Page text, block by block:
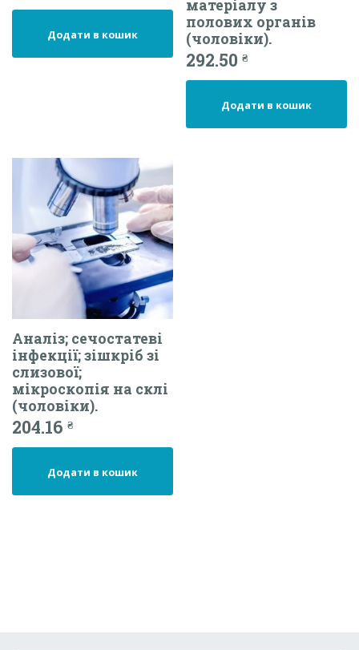
Додати в кошик
матеріалу з
полових органів
(чоловіки).
292.50₴
Додати в кошик
Аналіз; сечостатеві
інфекції; зішкріб зі
слизової;
мікроскопія на склі
(чоловіки).
204.16 ₴
Додати в кошик